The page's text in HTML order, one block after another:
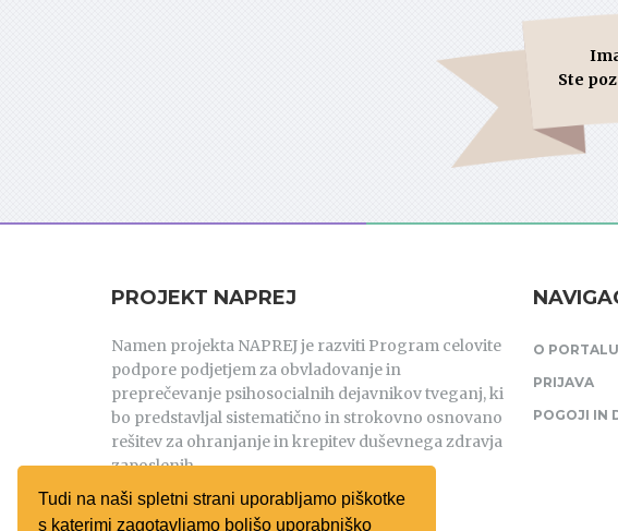
Tudi na naši spletni strani uporabljamo piškotke
s katerimi zagotavljamo boljšo uporabniško
Ste
PROJEKT NAPREJ
Namen projekta NAPREJ je razviti Program celovite
podpore podjetjem za obvladovanje in
preprečevanje psihosocialnih dejavnikov tveganj, ki
bo predstavljal sistematično in strokovno osnovano
rešitev za ohranjanje in krepitev duševnega zdravja
zaposlenih.
PREBERI VEČ
O PORTALU
PRIJAVA
POGOJI IN